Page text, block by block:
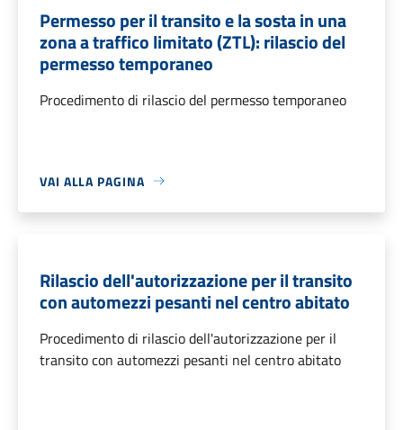
Permesso per il transito e la sosta in una
zona a traffico limitato (ZTL): rilascio del
permesso temporaneo
Procedimento di rilascio del permesso temporaneo
VAI ALLA PAGINA
Rilascio dell'autorizzazione per il transito
con automezzi pesanti nel centro abitato
Procedimento di rilascio dell'autorizzazione per il
transito con automezzi pesanti nel centro abitato